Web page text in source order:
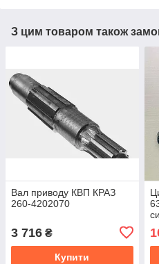
З цим товаром також
Вал приводу КВП КРАЗ
260-4202070
3 716 ₴
Купити